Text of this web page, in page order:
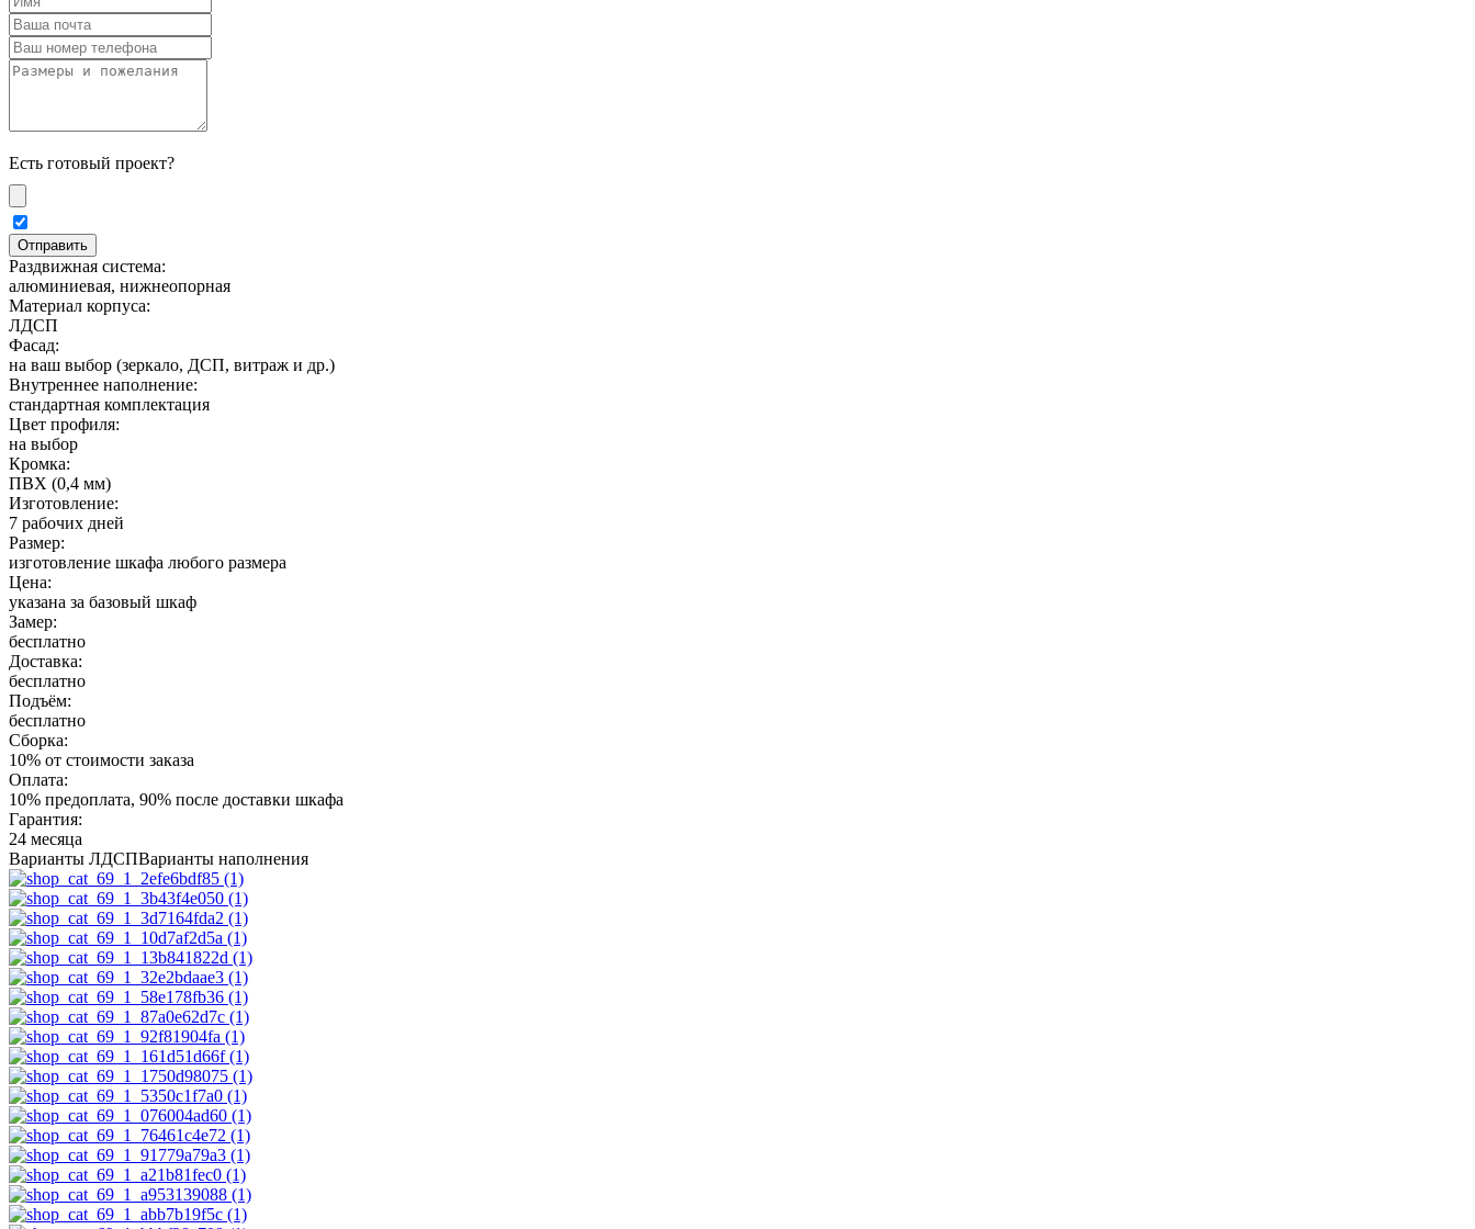
Есть готовый проект?
Раздвижная система:
алюминиевая, нижнеопорная
Материал корпуса:
ЛДСП
Фасад:
на ваш выбор (зеркало, ДСП, витраж и др.)
Внутреннее наполнение:
стандартная комплектация
Цвет профиля:
на выбор
Кромка:
ПВХ (0,4 мм)
Изготовление:
7 рабочих дней
Размер:
изготовление шкафа любого размера
Цена:
указана за базовый шкаф
Замер:
бесплатно
Доставка:
бесплатно
Подъём:
бесплатно
Сборка:
10% от стоимости заказа
Оплата:
10% предоплата, 90% после доставки шкафа
Гарантия:
24 месяца
Варианты ЛДСПВарианты наполнения